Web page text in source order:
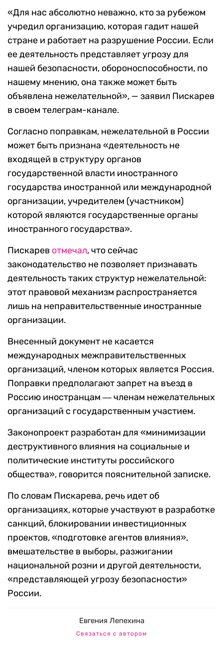
«Для нас абсолютно неважно, кто за рубежом
учредил организацию, которая гадит нашей
стране и работает на разрушение России. Если
ее деятельность представляет угрозу для
нашей безопасности, обороноспособности, по
нашему мнению, она также может быть
объявлена нежелательной», — заявил Пискарев
в своем телеграм-канале.
Согласно поправкам, нежелательной в России
может быть признана «деятельность не
входящей в структуру органов
государственной власти иностранного
государства иностранной или международной
организации, учредителем (участником)
которой являются государственные органы
иностранного государства».
Пискарев отмечал, что сейчас
законодательство не позволяет признавать
деятельность таких структур нежелательной:
этот правовой механизм распространяется
лишь на неправительственные иностранные
организации.
Внесенный документ не касается
международных межправительственных
организаций, членом которых является Россия.
Поправки предполагают запрет на въезд в
Россию иностранцам ― членам нежелательных
организаций с государственным участием.
Законопроект разработан для «минимизации
деструктивного влияния на социальные и
политические институты российского
общества», говорится пояснительной записке.
По словам Пискарева, речь идет об
организациях, которые участвуют в разработке
санкций, блокировании инвестиционных
проектов, «подготовке агентов влияния»,
вмешательстве в выборы, разжигании
национальной розни и другой деятельности,
«представляющей угрозу безопасности»
России.
Евгения Лепехина
Связаться с автором